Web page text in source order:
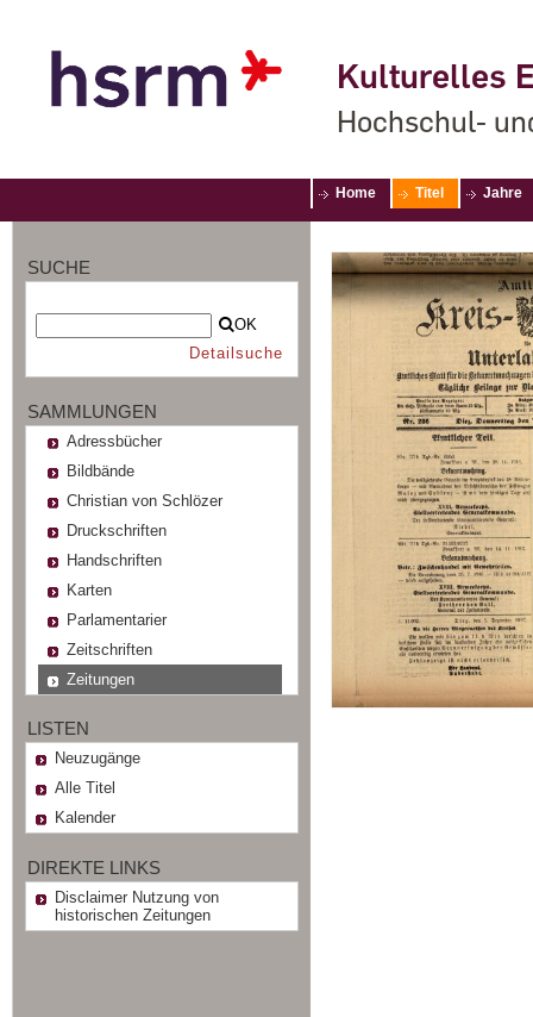
Kulturelles
Hochschul-
Home Titel Jahre
SUCHE
OK
Detailsuche
SAMMLUNGEN
Adressbücher
Bildbände
Christian von Schlözer
Druckschriften
Handschriften
Karten
Parlamentarier
Zeitschriften
Zeitungen
LISTEN
Neuzugänge
Alle Titel
Kalender
DIREKTE LINKS
Disclaimer Nutzung von
historischen Zeitungen